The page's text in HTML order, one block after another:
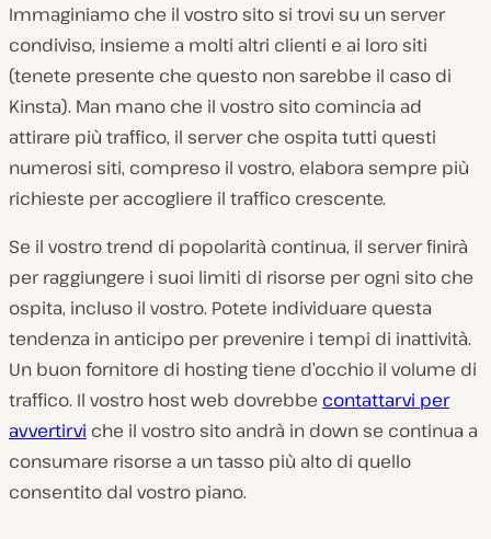
Immaginiamo che il vostro sito si trovi su un server
condiviso, insieme a molti altri clienti e ai loro siti
(tenete presente che questo non sarebbe il caso di
Kinsta). Man mano che il vostro sito comincia ad
attirare più traffico, il server che ospita tutti questi
numerosi siti, compreso il vostro, elabora sempre più
richieste per accogliere il traffico crescente.
Se il vostro trend di popolarità continua, il server finirà
per raggiungere i suoi limiti di risorse per ogni sito che
ospita, incluso il vostro. Potete individuare questa
tendenza in anticipo per prevenire i tempi di inattività.
Un buon fornitore di hosting tiene d’occhio il volume di
traffico. Il vostro host web dovrebbe contattarvi per
avvertirvi che il vostro sito andrà in down se continua a
consumare risorse a un tasso più alto di quello
consentito dal vostro piano.